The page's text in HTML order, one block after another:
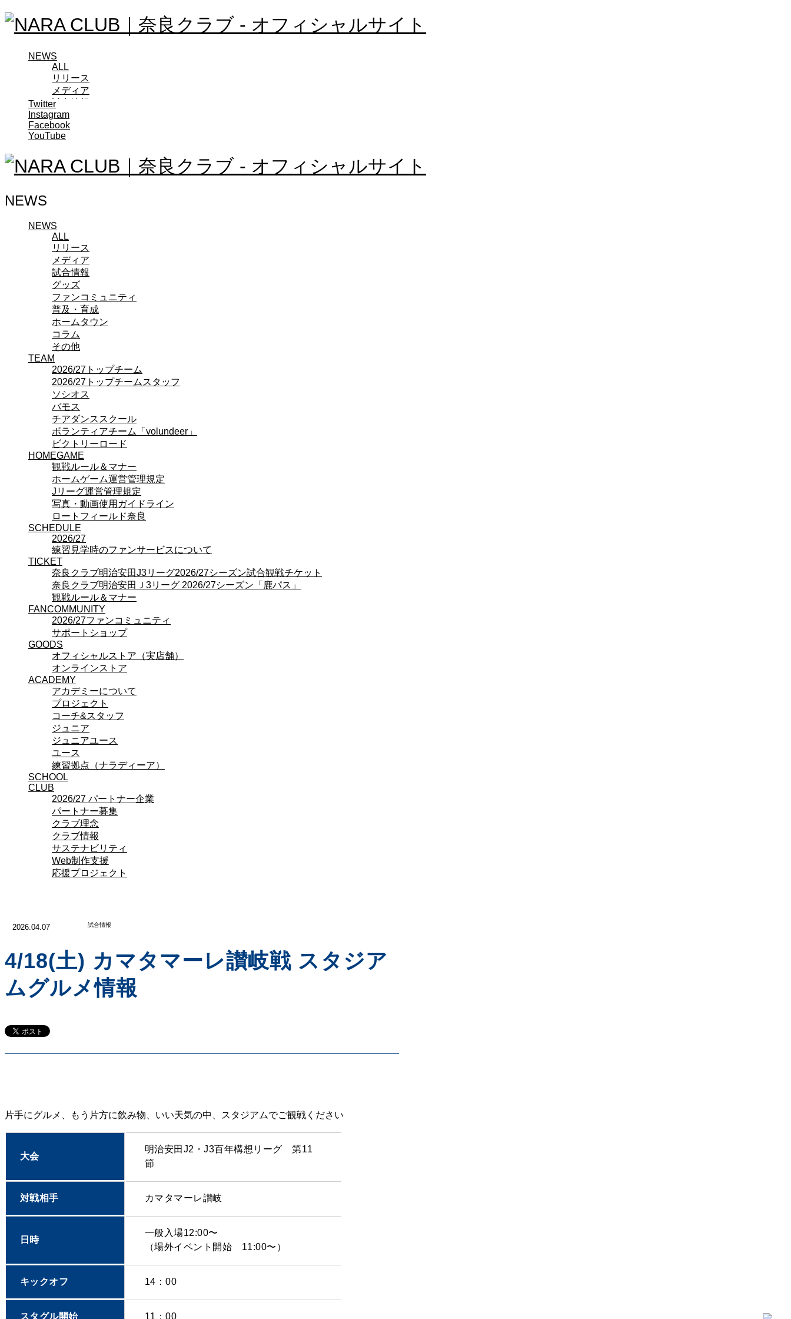
NEWS
ALL
リリース
メディア
試合情報
グッズ
ファンコミュニティ
普及・育成
コラム
その他
ソシオス
バモス
チアダンススクール
ボランティアチーム「volundeer」
ビクトリーロード
HOMEGAME
観戦ルール＆マナー
ホームゲーム運営管理規定
Jリーグ運営管理規定
写真・動画使用ガイドライン
ロートフィールド奈良
SCHEDULE
2026/27
練習見学時のファンサービスについて
TICKET
奈良クラブ明治安田J3リーグ2026/27シーズン試合観戦チケット
奈良クラブ明治安田Ｊ3リーグ 2026/27シーズン「鹿パス」
観戦ルール＆マナー
FANCOMMUNITY
2026/27ファンコミュニティ
サポートショップ
GOODS
オフィシャルストア（実店舗）
オンラインストア
ACADEMY
アカデミーについて
プロジェクト
コーチ&スタッフ
ジュニア
ジュニアユース
ユース
練習拠点（ナラディーア）
SCHOOL
CLUB
2026/27 パートナー企業
パートナー募集
クラブ理念
クラブ情報
サステナビリティ
Web制作支援
応援プロジェクト
Twitter
Instagram
Facebook
YouTube
NEWS
NEWS
ALL
リリース
メディア
試合情報
グッズ
ファンコミュニティ
普及・育成
ホームタウン
コラム
その他
TEAM
2026/27トップチーム
2026/27トップチームスタッフ
ソシオス
バモス
チアダンススクール
ボランティアチーム「volundeer」
ビクトリーロード
HOMEGAME
観戦ルール＆マナー
ホームゲーム運営管理規定
Jリーグ運営管理規定
写真・動画使用ガイドライン
ロートフィールド奈良
SCHEDULE
2026/27
練習見学時のファンサービスについて
TICKET
奈良クラブ明治安田J3リーグ2026/27シーズン試合観戦チケット
奈良クラブ明治安田Ｊ3リーグ 2026/27シーズン「鹿パス」
観戦ルール＆マナー
FANCOMMUNITY
2026/27ファンコミュニティ
サポートショップ
GOODS
オフィシャルストア（実店舗）
オンラインストア
ACADEMY
アカデミーについて
プロジェクト
コーチ&スタッフ
ジュニア
ジュニアユース
ユース
練習拠点（ナラディーア）
SCHOOL
CLUB
2026/27 パートナー企業
パートナー募集
クラブ理念
クラブ情報
サステナビリティ
Web制作支援
応援プロジェクト
2026.04.07 試合情報
4/18(土) カマタマーレ讃岐戦 スタジア
ムグルメ情報
片手にグルメ、もう片方に飲み物、いい天気の中、スタジアムでご観戦ください
大会
明治安田J2・J3百年構想リーグ 第11
節
対戦相手 カマタマーレ讃岐
日時
一般入場12:00〜
（場外イベント開始 11:00〜）
キックオフ 14：00
スタグル開始 11：00